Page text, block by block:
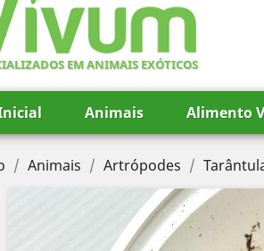
EM ANIMAIS EXÓTICOS
Animais Alimento
Animais Artrópodes